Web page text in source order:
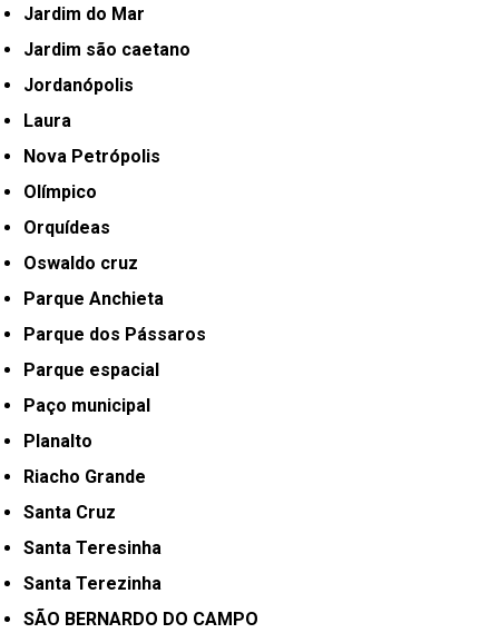
Jardim do Mar
Jardim são caetano
Jordanópolis
Laura
Nova Petrópolis
Olímpico
Orquídeas
Oswaldo cruz
Parque Anchieta
Parque dos Pássaros
Parque espacial
Paço municipal
Planalto
Riacho Grande
Santa Cruz
Santa Teresinha
Santa Terezinha
SÃO BERNARDO DO CAMPO